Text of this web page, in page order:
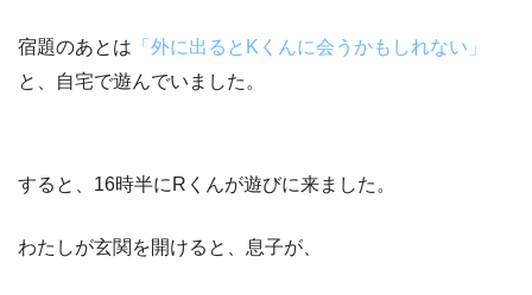
宿題のあとは 「外に出ると K くんに会うかもしれない」
と、自宅で遊んでいました。
すると、16時半に R くんが遊びに来ました。
わたしが玄関を開けると、息子が、